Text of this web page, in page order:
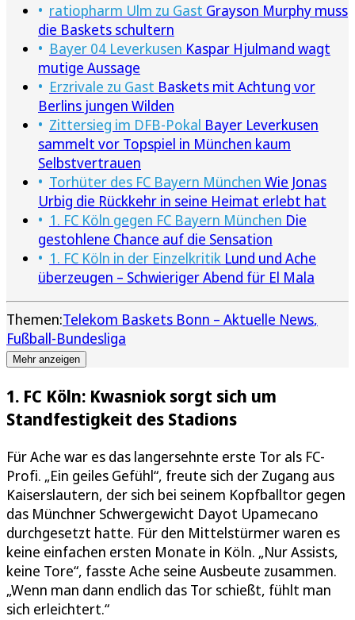
ratiopharm Ulm zu Gast Grayson Murphy muss
die Baskets schultern
Bayer 04 Leverkusen Kaspar Hjulmand wagt
mutige Aussage
Erzrivale zu Gast Baskets mit Achtung vor
Berlins jungen Wilden
Zittersieg im DFB-Pokal Bayer Leverkusen
sammelt vor Topspiel in München kaum
Selbstvertrauen
Torhüter des FC Bayern München Wie Jonas
Urbig die Rückkehr in seine Heimat erlebt hat
1. FC Köln gegen FC Bayern München Die
gestohlene Chance auf die Sensation
1. FC Köln in der Einzelkritik Lund und Ache
überzeugen – Schwieriger Abend für El Mala
Themen:Telekom Baskets Bonn – Aktuelle News
Fußball-Bundesliga
Mehr anzeigen
1. FC Köln: Kwasniok sorgt sich um
Standfestigkeit des Stadions
Für Ache war es das langersehnte erste Tor als FC-
Profi. „Ein geiles Gefühl“, freute sich der Zugang aus
Kaiserslautern, der sich bei seinem Kopfballtor gegen
das Münchner Schwergewicht Dayot Upamecano
durchgesetzt hatte. Für den Mittelstürmer waren es
keine einfachen ersten Monate in Köln. „Nur Assists,
keine Tore“, fasste Ache seine Ausbeute zusammen.
„Wenn man dann endlich das Tor schießt, fühlt man
sich erleichtert.“